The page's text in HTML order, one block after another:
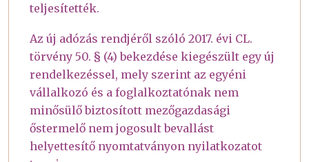
teljesítették.
Az új adózás rendjéről szóló 2017. évi CL.
törvény 50. § (4) bekezdése kiegészült egy új
rendelkezéssel, mely szerint az egyéni
vállalkozó és a foglalkoztatónak nem
minősülő biztosított mezőgazdasági
őstermelő nem jogosult bevallást
helyettesítő nyomtatványon nyilatkozatot